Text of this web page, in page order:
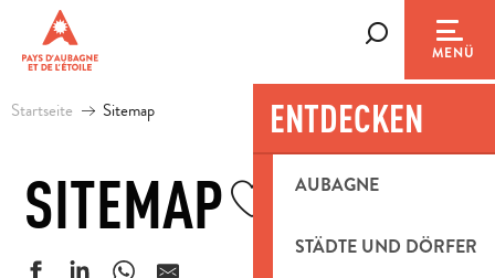
contenu
principal
MENÜ
ENTDECKEN
AUBAGNE
STÄDTE UND DÖRFER
Startseite Sitemap
SITEMAPAjouter aux